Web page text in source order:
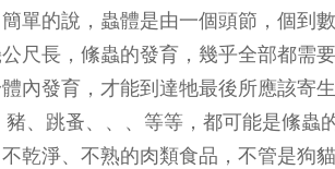
單的說，蟲體是由一個頭節，個到
尺長，絛蟲的發育，幾乎全部都需
內發育，才能到達牠最後所應該寄
、跳蚤、、、等等，都可能是絛蟲
乾淨、不熟的肉類食品，不管是狗